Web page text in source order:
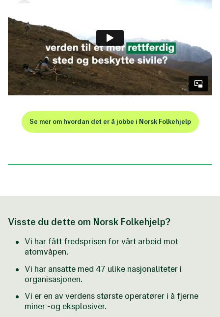
Se mer om hvordan det er å jobbe i Norsk Folkehjelp
Visste du dette om Norsk Folkehjelp?
Vi har fått fredsprisen for vårt arbeid mot
atomvåpen.
Vi har ansatte med 47 ulike nasjonaliteter i
organisasjonen.
Vi er en av verdens største operatører i å fjerne
miner -og eksplosiver.